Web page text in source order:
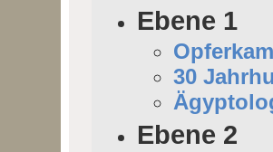
Ebene 1
30
Ebene 2